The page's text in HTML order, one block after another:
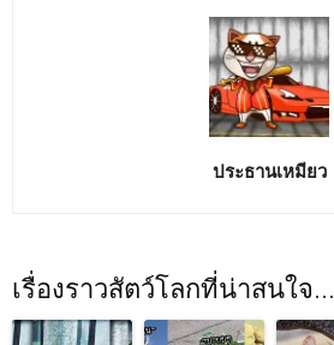
ประธานเหมียว
เรื่องราวสัตว์โลกที่น่าสนใจ...